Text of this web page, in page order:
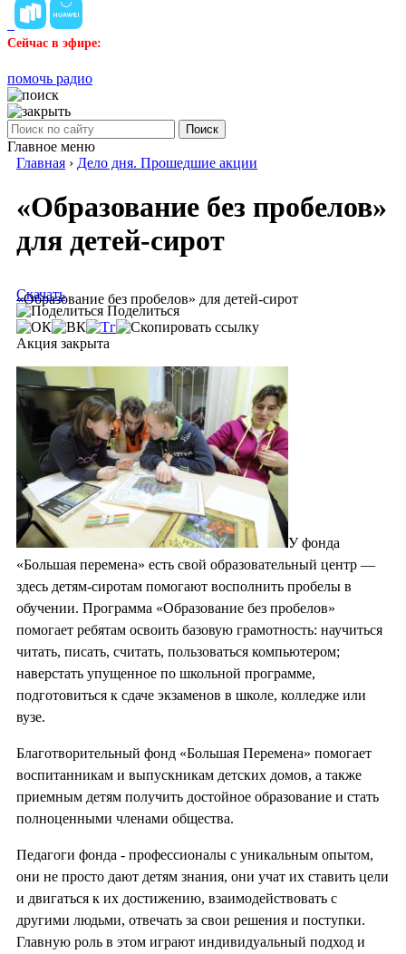
Сейчас в эфире:
помочь радио
Поиск
Главное меню
Главная › Дело дня. Прошедшие акции
«Образование без пробелов»
для детей-сирот
«Образование без пробелов» для детей-сирот
Скачать
Поделиться
Акция закрыта
У фонда
«Большая перемена» есть свой образовательный центр —
здесь детям-сиротам помогают восполнить пробелы в
обучении. Программа «Образование без пробелов»
помогает ребятам освоить базовую грамотность: научиться
читать, писать, считать, пользоваться компьютером;
наверстать упущенное по школьной программе,
подготовиться к сдаче экзаменов в школе, колледже или
вузе.
Благотворительный фонд «Большая Перемена» помогает
воспитанникам и выпускникам детских домов, а также
приемным детям получить достойное образование и стать
полноценными членами общества.
Педагоги фонда - профессионалы с уникальным опытом,
они не просто дают детям знания, они учат их ставить цели
и двигаться к их достижению, взаимодействовать с
другими людьми, отвечать за свои решения и поступки.
Главную роль в этом играют индивидуальный подход и